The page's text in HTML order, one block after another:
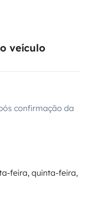
veículo
confirmação da
feira, quinta-feira,